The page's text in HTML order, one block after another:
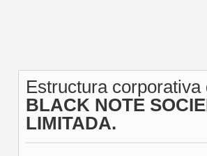
Estructura corporativa
BLACK NOTE
LIMITADA.